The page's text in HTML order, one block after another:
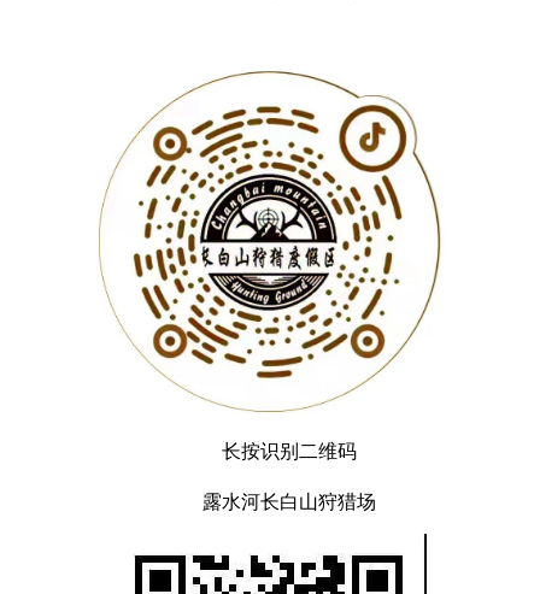
长按识别二维码
露水河长白山狩猎场